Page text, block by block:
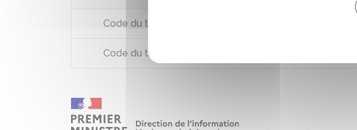
Code du travail : article L1234-5
Code du travail : articles L1237-2 et L1237-3